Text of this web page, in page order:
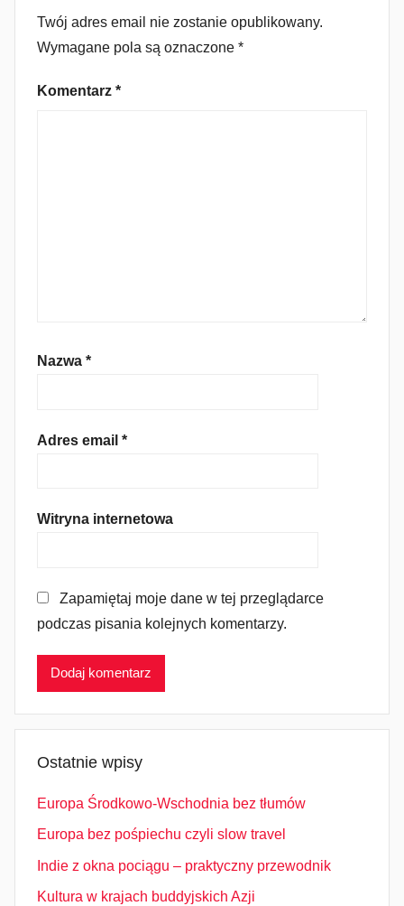
Twój adres email nie zostanie opublikowany.
Wymagane pola są oznaczone *
Komentarz *
Nazwa *
Adres email *
Witryna internetowa
Zapamiętaj moje dane w tej przeglądarce
podczas pisania kolejnych komentarzy.
Ostatnie wpisy
Europa Środkowo-Wschodnia bez tłumów
Europa bez pośpiechu czyli slow travel
Indie z okna pociągu – praktyczny przewodnik
Kultura w krajach buddyjskich Azji